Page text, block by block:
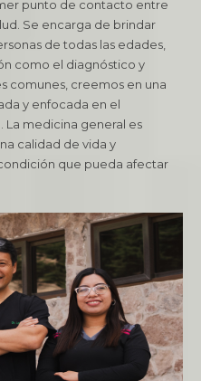
punto de contacto entre
Se encarga de brindar
de todas las edades,
como el diagnóstico y
comunes, creemos en una
y enfocada en el
medicina general es
calidad de vida y
que pueda afectar